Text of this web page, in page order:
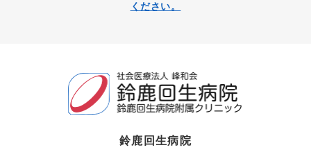
ください。
鈴鹿回生病院